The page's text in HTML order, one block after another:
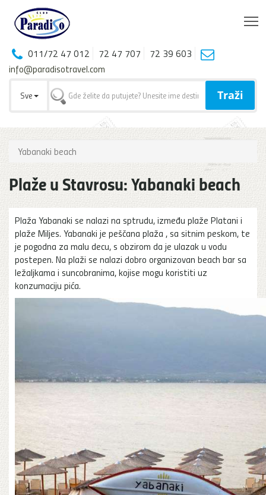
011/72 47 012 72 47 707
72 39 603
info@paradisotravel.com
Sve Traži
Yabanaki beach
Plaže u Stavrosu: Yabanaki beach
Plaža Yabanaki se nalazi na sptrudu, između plaže Platani i
plaže Miljes. Yabanaki je peščana plaža , sa sitnim peskom, te
je pogodna za malu decu, s obzirom da je ulazak u vodu
postepen. Na plaži se nalazi dobro organizovan beach bar sa
ležaljkama i suncobranima, kojise mogu koristiti uz
konzumaciju pića.